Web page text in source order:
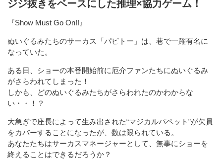
ジジ抜きをベースにした推理×協力ゲーム！
『Show Must Go On!!』
ぬいぐるみたちのサーカス「パピトー」は、巷で一躍有名に
なっていた。
ある日、ショーの本番開始前に厄介ファンたちにぬいぐるみ
がさらわれてしまった！
しかも、どのぬいぐるみたちがさらわれたのかわからな
い・・！？
大急ぎで座長によって生み出された“マジカルパペット”が欠員
をカバーすることになったが、数は限られている。
あなたたちはサーカスマネージャーとして、無事にショーを
終えることはできるだろうか？